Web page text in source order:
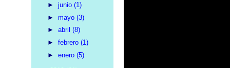
► junio (1)
► mayo (3)
► abril (8)
► febrero (1)
► enero (5)